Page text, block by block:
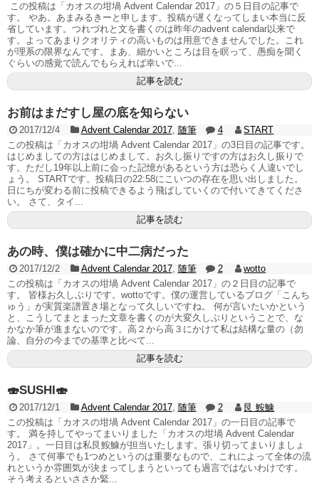
この投稿は「カオスの坩堝 Advent Calendar 2017」の５日目の記事で
す。 やあ。あまみるきーと申します。投稿が遅くなってしまい本当に反
省しています。つれづれと文を書くのは昨年のadvent calendar以来で
す。よってあまりクオリティの高いものは用意できませんでした。これ
が理系の限界なんです。まあ、細かいところは目を瞑って、愚痴を聞く
ぐらいの感覚で読んでもらえれば幸いで...
記事を読む
お前はまだすし屋の底を知らない
2017/12/4 Advent Calendar 2017, 随筆 4
START
この投稿は「カオスの坩堝 Advent Calendar 2017」の3日目の記事です。
はじめましての方ははじめまして。お久し振りですの方はお久し振りで
す。ただし19年以上前に会った記憶があるという方は恐らく人違いでし
ょう。 STARTです。投稿日の22:58にこいつの存在を思い出しました。
日にちが変わる前に投稿できるよう飛ばしていくので付いてきてくださ
い。 さて、タイ...
記事を読む
あの時、僕は確かに中二病だった
2017/12/2 Advent Calendar 2017, 随筆 2
wotto
この投稿は「カオスの坩堝 Advent Calendar 2017」の２日目の記事で
す。 皆様お久しぶりです。wottoです。僕の運営しているブログ「こんち
ゅう」が実質楽譜置き場となって久しいですね。 何が言いたいかという
と、こうしてまとまった文章を書くのが大変久しぶりということで、な
かなか筆が進まないのです。高２から高３にかけて私は結構な量の（勿
論、自分の今までの基準と比べて...
記事を読む
🍣SUSHI🍣
2017/12/1 Advent Calendar 2017, 随筆 2
艮 鮟鱇
この投稿は「カオスの坩堝 Advent Calendar 2017」の一日目の記事で
す。 満を持してやってまいりました「カオスの坩堝 Advent Calendar
2017」。一日目は私艮鮟鱇が担当いたします。張り切ってまいりましょ
う。 さて何事でも1つめというのは重要なもので、これによって全体の流
れというか雰囲気が決まってしまうといっても過言ではないわけです。
そう考えるといささか緊...